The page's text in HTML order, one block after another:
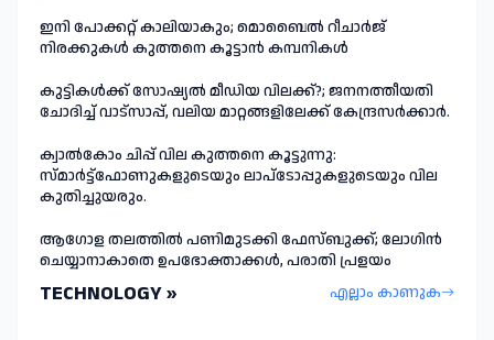
ഇനി പോക്കറ്റ് കാലിയാകും; മൊബൈൽ റീചാർജ്
നിരക്കുകൾ കുത്തനെ കൂട്ടാൻ കമ്പനികൾ
കുട്ടികൾക്ക് സോഷ്യൽ മീഡിയ വിലക്ക്?; ജനനത്തീയതി
ചോദിച്ച് വാട്‌സാപ്പ്, വലിയ മാറ്റങ്ങളിലേക്ക് കേന്ദ്രസർക്കാർ.
ക്വാൽകോം ചിപ്പ് വില കുത്തനെ കൂട്ടുന്നു:
സ്മാർട്ട്ഫോണുകളുടെയും ലാപ്ടോപ്പുകളുടെയും വില
കുതിച്ചുയരും.
ആഗോള തലത്തിൽ പണിമുടക്കി ഫേസ്ബുക്ക്; ലോഗിന്‍
ചെയ്യാനാകാതെ ഉപഭോക്താക്കള്‍, പരാതി പ്രളയം
TECHNOLOGY » എല്ലാം കാണുക